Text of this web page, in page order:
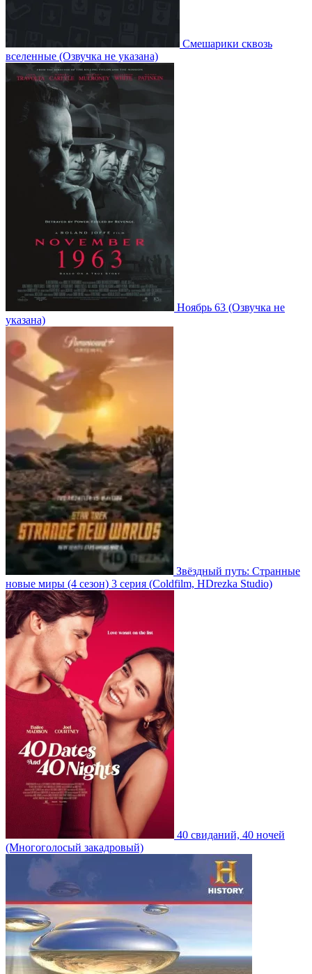
Смешарики сквозь
вселенные (Озвучка не указана)
Ноябрь 63 (Озвучка не
указана)
Звёздный путь: Странные
новые миры (4 сезон) 3 серия (Coldfilm, HDrezka Studio)
40 свиданий, 40 ночей
(Многоголосый закадровый)